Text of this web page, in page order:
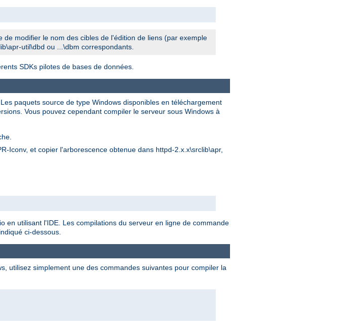
modifier le nom des cibles de l'édition de liens (par exemple
util\dbd ou ...\dbm correspondants.
SDKs pilotes de bases de données.
paquets source de type Windows disponibles en téléchargement
Vous pouvez cependant compiler le serveur sous Windows à
Iconv, et copier l'arborescence obtenue dans httpd-2.x.x\srclib\apr,
en utilisant l'IDE. Les compilations du serveur en ligne de commande
ci-dessous.
utilisez simplement une des commandes suivantes pour compiler la